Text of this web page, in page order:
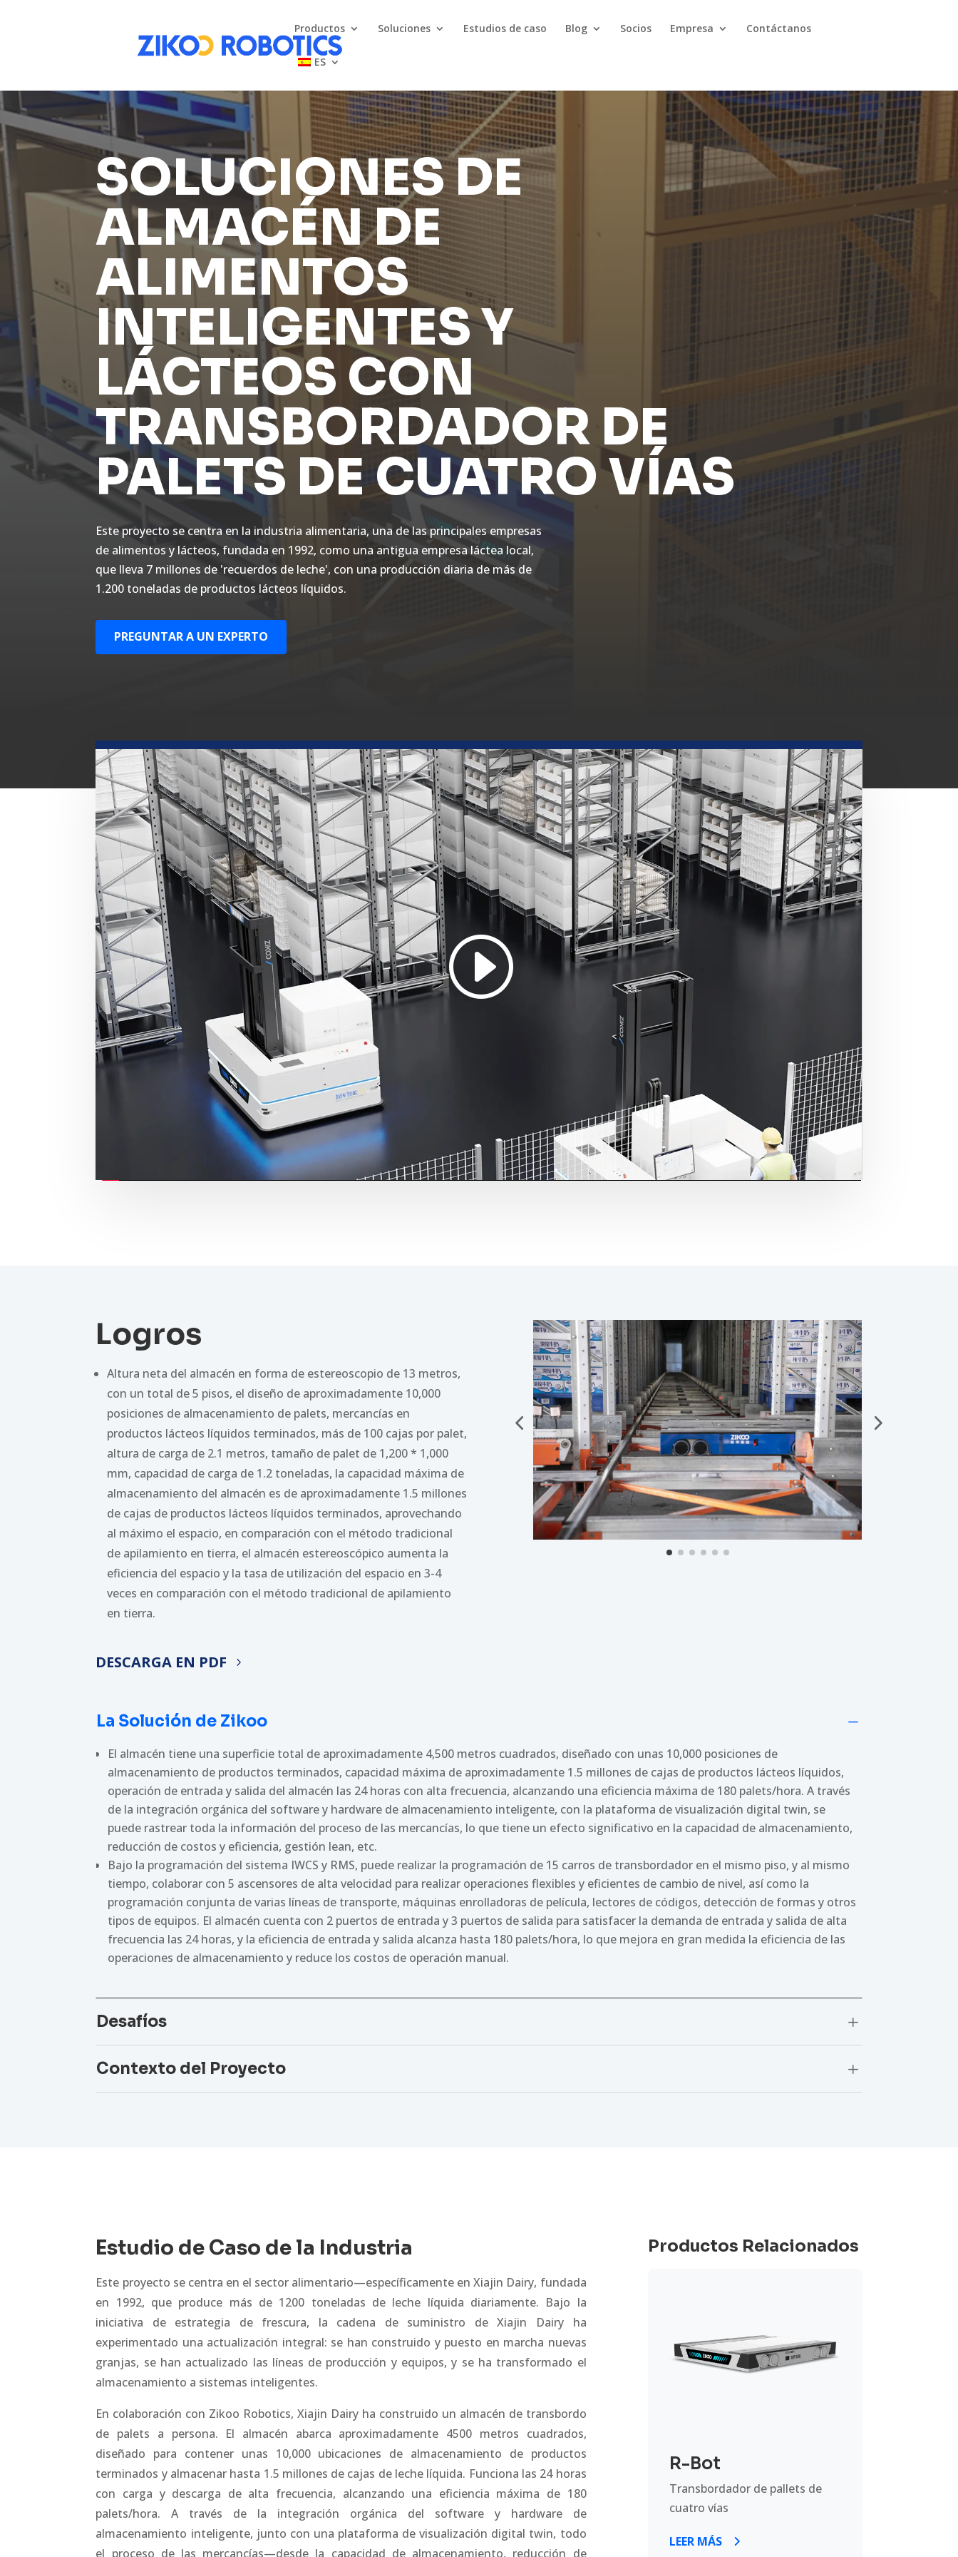
Productos Soluciones Estudios de caso Blog Socios Empresa Contáctanos
ES
SOLUCIONES DE
ALMACÉN DE
ALIMENTOS
INTELIGENTES Y
LÁCTEOS CON
TRANSBORDADOR DE
PALETS DE CUATRO VÍAS
Este proyecto se centra en la industria alimentaria, una de las principales empresas
de alimentos y lácteos, fundada en 1992, como una antigua empresa láctea local,
que lleva 7 millones de 'recuerdos de leche', con una producción diaria de más de
1.200 toneladas de productos lácteos líquidos.
PREGUNTAR A UN EXPERTO
Logros
Altura neta del almacén en forma de estereoscopio de 13 metros,
con un total de 5 pisos, el diseño de aproximadamente 10,000
posiciones de almacenamiento de palets, mercancías en
productos lácteos líquidos terminados, más de 100 cajas por palet,
altura de carga de 2.1 metros, tamaño de palet de 1,200 * 1,000
mm, capacidad de carga de 1.2 toneladas, la capacidad máxima de
almacenamiento del almacén es de aproximadamente 1.5 millones
de cajas de productos lácteos líquidos terminados, aprovechando
al máximo el espacio, en comparación con el método tradicional
de apilamiento en tierra, el almacén estereoscópico aumenta la
eficiencia del espacio y la tasa de utilización del espacio en 3-4
veces en comparación con el método tradicional de apilamiento
en tierra.
DESCARGA EN PDF
La Solución de Zikoo K
El almacén tiene una superficie total de aproximadamente 4,500 metros cuadrados, diseñado con unas 10,000 posiciones de
almacenamiento de productos terminados, capacidad máxima de aproximadamente 1.5 millones de cajas de productos lácteos líquidos,
operación de entrada y salida del almacén las 24 horas con alta frecuencia, alcanzando una eficiencia máxima de 180 palets/hora. A través
de la integración orgánica del software y hardware de almacenamiento inteligente, con la plataforma de visualización digital twin, se
puede rastrear toda la información del proceso de las mercancías, lo que tiene un efecto significativo en la capacidad de almacenamiento,
reducción de costos y eficiencia, gestión lean, etc.
Bajo la programación del sistema IWCS y RMS, puede realizar la programación de 15 carros de transbordador en el mismo piso, y al mismo
tiempo, colaborar con 5 ascensores de alta velocidad para realizar operaciones flexibles y eficientes de cambio de nivel, así como la
programación conjunta de varias líneas de transporte, máquinas enrolladoras de película, lectores de códigos, detección de formas y otros
tipos de equipos. El almacén cuenta con 2 puertos de entrada y 3 puertos de salida para satisfacer la demanda de entrada y salida de alta
frecuencia las 24 horas, y la eficiencia de entrada y salida alcanza hasta 180 palets/hora, lo que mejora en gran medida la eficiencia de las
operaciones de almacenamiento y reduce los costos de operación manual.
Desafíos L
Contexto del Proyecto L
Estudio de Caso de la Industria
Este proyecto se centra en el sector alimentario—específicamente en Xiajin Dairy, fundada
en 1992, que produce más de 1200 toneladas de leche líquida diariamente. Bajo la
iniciativa de estrategia de frescura, la cadena de suministro de Xiajin Dairy ha
experimentado una actualización integral: se han construido y puesto en marcha nuevas
granjas, se han actualizado las líneas de producción y equipos, y se ha transformado el
almacenamiento a sistemas inteligentes.
En colaboración con Zikoo Robotics, Xiajin Dairy ha construido un almacén de transbordo
de palets a persona. El almacén abarca aproximadamente 4500 metros cuadrados,
diseñado para contener unas 10,000 ubicaciones de almacenamiento de productos
terminados y almacenar hasta 1.5 millones de cajas de leche líquida. Funciona las 24 horas
con carga y descarga de alta frecuencia, alcanzando una eficiencia máxima de 180
palets/hora. A través de la integración orgánica del software y hardware de
almacenamiento inteligente, junto con una plataforma de visualización digital twin, todo
el proceso de las mercancías—desde la capacidad de almacenamiento, reducción de
Productos Relacionados
R-Bot
Transbordador de pallets de
cuatro vías
LEER MÁS